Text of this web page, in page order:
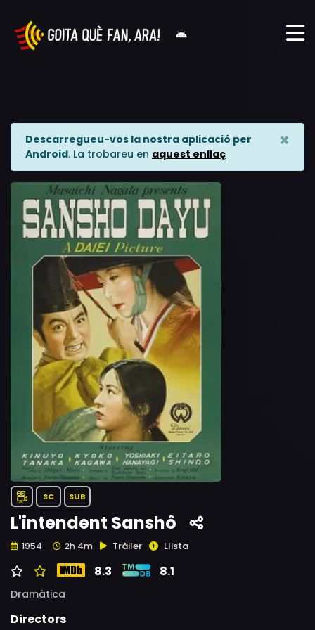
Descarregueu-vos la nostra aplicació per
Android. La trobareu en aquest enllaç
×
SC SUB
L'intendent Sanshô
1954 2h 4m Tràiler Llista
8.3 8.1
Dramàtica
Directors